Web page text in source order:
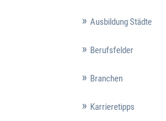
Ausbildung Städte
Berufsfelder
Branchen
Karrieretipps